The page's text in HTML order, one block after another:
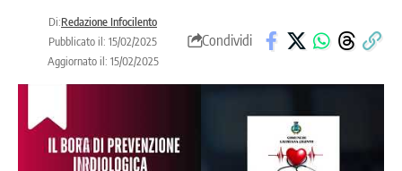
Di:Redazione Infocilento
Pubblicato il: 15/02/2025
Aggiornato il: 15/02/2025
Condividi